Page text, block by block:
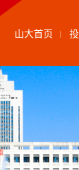
山大首页